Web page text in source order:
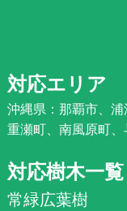
対応エリア
沖縄県：那覇市、
重瀬町、南風原町
対応樹木一覧
常緑広葉樹